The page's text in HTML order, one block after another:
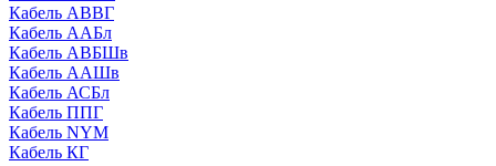
Кабель АВВГ
Кабель ААБл
Кабель АВБШв
Кабель ААШв
Кабель АСБл
Кабель ППГ
Кабель NYM
Кабель КГ